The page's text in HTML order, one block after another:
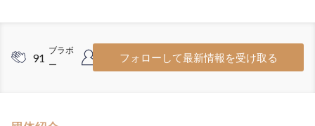
91
ブラボ
ー
ー
フォローして最新情報を受け取る